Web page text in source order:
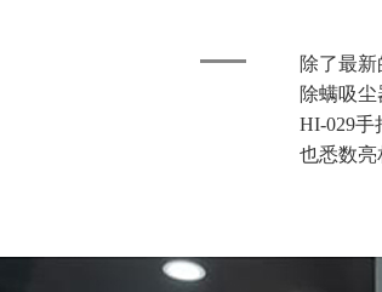
除了最
除螨吸
HI-029手
也悉数亮